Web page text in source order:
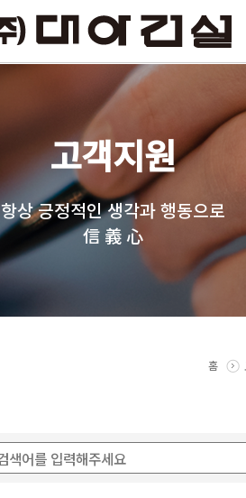
고객지원
항상 긍정적인 생각과 행동으로
信 義 心
홈